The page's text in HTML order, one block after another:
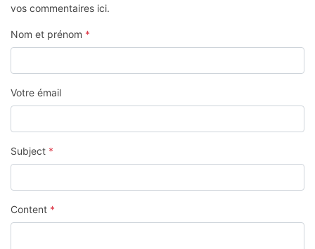
vos commentaires ici.
Nom et prénom *
Votre émail
Subject *
Content *